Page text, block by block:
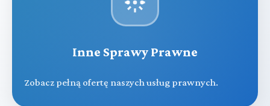
Inne Sprawy Prawne
Zobacz pełną ofertę naszych usług prawnych.